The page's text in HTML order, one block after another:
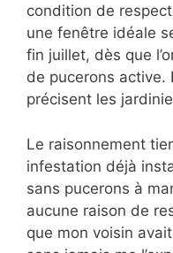
condition de
une fenêtre idéale
fin juillet, dès que
de pucerons active.
précisent les
Le raisonnement
infestation déjà
sans pucerons à
aucune raison de
que mon voisin